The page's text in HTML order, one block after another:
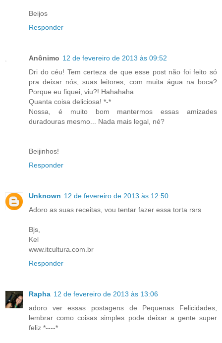
Beijos
Responder
Anônimo 12 de fevereiro de 2013 às 09:52
Dri do céu! Tem certeza de que esse post não foi feito só
pra deixar nós, suas leitores, com muita água na boca?
Porque eu fiquei, viu?! Hahahaha
Quanta coisa deliciosa! *-*
Nossa, é muito bom mantermos essas amizades
duradouras mesmo... Nada mais legal, né?
Beijinhos!
Responder
Unknown 12 de fevereiro de 2013 às 12:50
Adoro as suas receitas, vou tentar fazer essa torta rsrs
Bjs,
Kel
www.itcultura.com.br
Responder
Rapha 12 de fevereiro de 2013 às 13:06
adoro ver essas postagens de Pequenas Felicidades,
lembrar como coisas simples pode deixar a gente super
feliz *----*